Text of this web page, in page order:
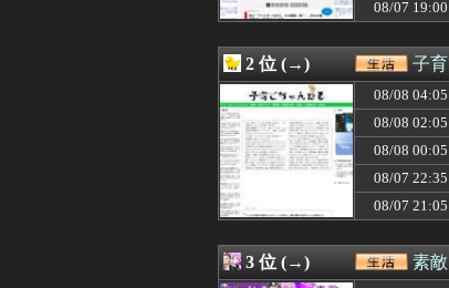
08/08 02:57
体を壊し
08/08 02:50
【修学旅
08/08 02:50
【悲報】
08/08 02:39
美人が相
08/08 02:38
男が描く
08/08 02:30
【結末が
08/08 02:30
【破綻】
08/08 02:27
脳腫瘍手
08/08 02:19
【VIP席3
08/08 02:18
将来就く
08/08 02:10
【唖然】
08/08 02:08
激震！韓
08/07 19:00
2 位 (→) 子
08/08 04:05
08/08 02:05
08/08 00:05
08/07 22:35
08/07 21:05
3 位 (→) 素